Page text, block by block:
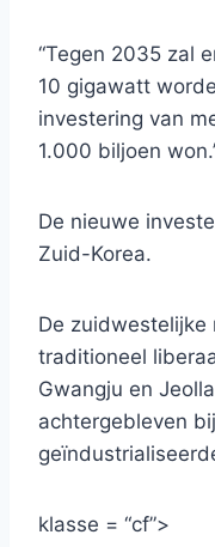
“Tegen 2035 zal
10 gigawatt
investering van
1.000 biljoen
De nieuwe
Zuid-Korea.
De zuidwestelijke
traditioneel
Gwangju en
achtergebleven
klasse = “cf”>